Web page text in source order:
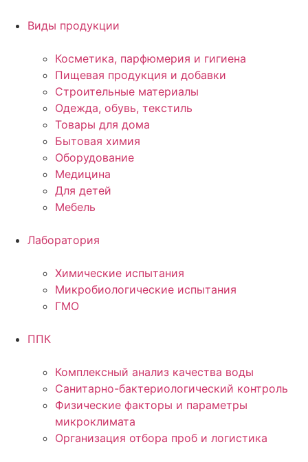
Виды продукции
Косметика, парфюмерия и гигиена
Пищевая продукция и добавки
Строительные материалы
Одежда, обувь, текстиль
Товары для дома
Бытовая химия
Оборудование
Медицина
Для детей
Мебель
Лаборатория
Химические испытания
Микробиологические испытания
ГМО
ППК
Комплексный анализ качества воды
Санитарно-бактериологический контроль
Физические факторы и параметры
микроклимата
Организация отбора проб и логистика